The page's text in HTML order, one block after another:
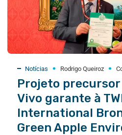
Notícias Rodrigo Queiroz
Projeto precursor
Vivo garante à
International
Green Apple